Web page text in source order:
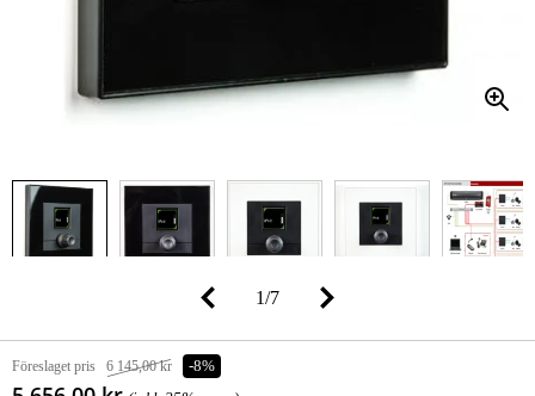
1/7
Föreslaget pris 6 145,00 kr -8%